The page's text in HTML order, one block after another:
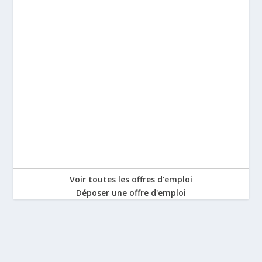
Voir toutes les offres d'emploi
Déposer une offre d'emploi